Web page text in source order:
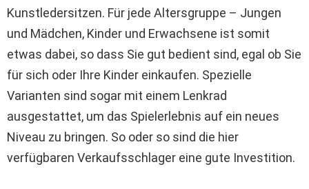
Kunstledersitzen. Für jede Altersgruppe – Jungen
und Mädchen, Kinder und Erwachsene ist somit
etwas dabei, so dass Sie gut bedient sind, egal ob Sie
für sich oder Ihre Kinder einkaufen. Spezielle
Varianten sind sogar mit einem Lenkrad
ausgestattet, um das Spielerlebnis auf ein neues
Niveau zu bringen. So oder so sind die hier
verfügbaren Verkaufsschlager eine gute Investition.